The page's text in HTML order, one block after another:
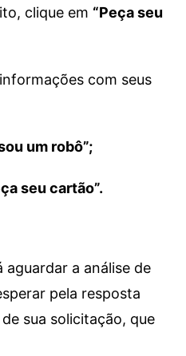
clique em “Peça seu
com seus
um robô”;
seu cartão”.
aguardar a análise de
pela resposta
sua solicitação, que